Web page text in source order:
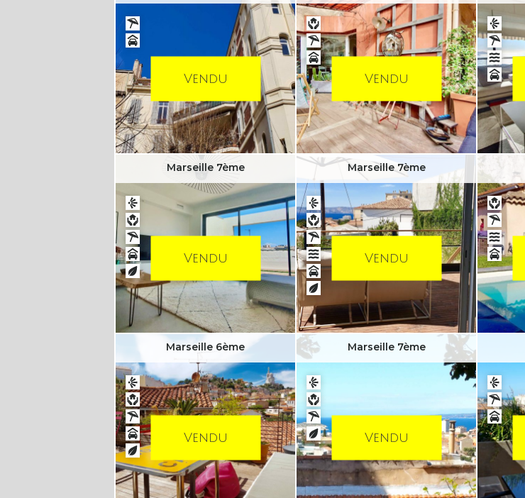
Vendu Vendu
Vendu
Marseille 7ème
Vendu
Marseille 7ème
Vendu
Marseille 6ème
Vendu
Marseille 7ème